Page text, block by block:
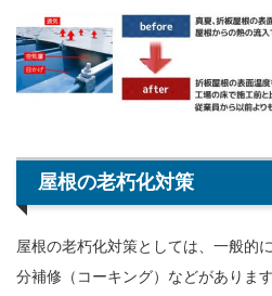
屋根の老朽化対策
屋根の老朽化対策としては、一般的
分補修（コーキング）などがありま